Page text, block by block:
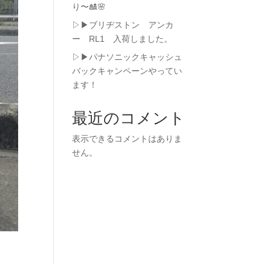
り〜🎎🌸
▷▶︎ブリヂストン アンカ
ー RL1 入荷しました。
▷▶︎パナソニックキャッシュ
バックキャンペーンやってい
ます！
最近のコメント
表示できるコメントはありま
せん。